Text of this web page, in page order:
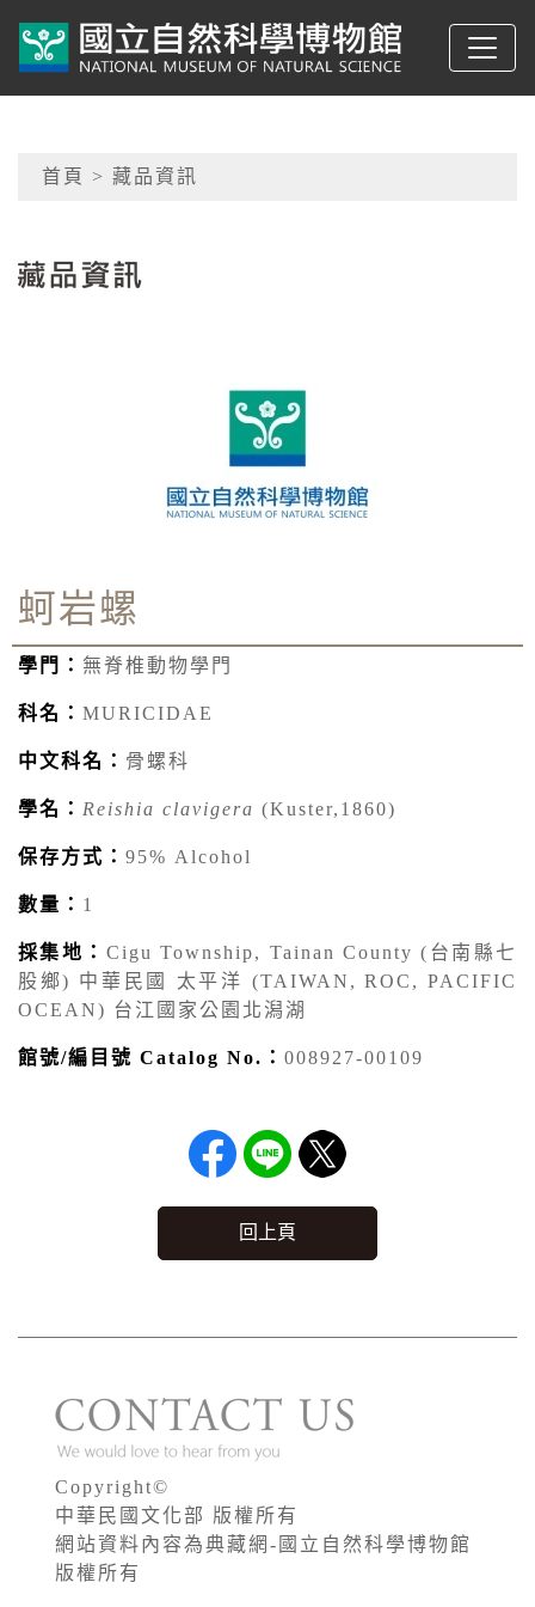
典藏網-國立自然科學
網頁導覽
首頁 > 藏品資訊
蚵岩螺
學門： 無脊椎動物學門
科名： MURICIDAE
中文科名： 骨螺科
學名： Reishia clavigera (Kuster,1860)
保存方式： 95% Alcohol
數量： 1
採集地： Cigu Township, Tainan County (台南縣七
股鄉) 中華民國 太平洋 (TAIWAN, ROC, PACIFIC
OCEAN) 台江國家公園北潟湖
館號/編目號 Catalog No.： 008927-00109
回上頁
Copyright©
中華民國文化部 版權所有
網站資料內容為典藏網-國立自然科學博物館
版權所有